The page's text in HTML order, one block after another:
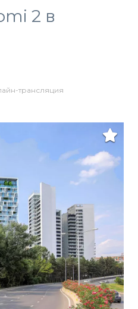
2 в
трансляция